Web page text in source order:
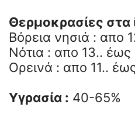
Θερμοκρασίες στα
Βόρεια νησιά : απο
Νότια : απο 13.. έως
Ορεινά : απο 11..
Υγρασία : 40-65%